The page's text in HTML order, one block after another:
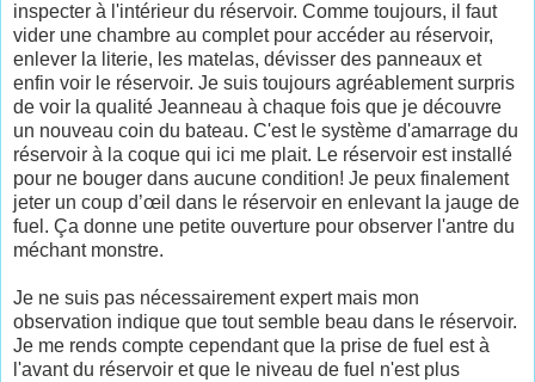
inspecter à l'intérieur du réservoir. Comme toujours, il faut
vider une chambre au complet pour accéder au réservoir,
enlever la literie, les matelas, dévisser des panneaux et
enfin voir le réservoir. Je suis toujours agréablement surpris
de voir la qualité Jeanneau à chaque fois que je découvre
un nouveau coin du bateau. C'est le système d'amarrage du
réservoir à la coque qui ici me plait. Le réservoir est installé
pour ne bouger dans aucune condition! Je peux finalement
jeter un coup d’œil dans le réservoir en enlevant la jauge de
fuel. Ça donne une petite ouverture pour observer l'antre du
méchant monstre.
Je ne suis pas nécessairement expert mais mon
observation indique que tout semble beau dans le réservoir.
Je me rends compte cependant que la prise de fuel est à
l'avant du réservoir et que le niveau de fuel n'est plus